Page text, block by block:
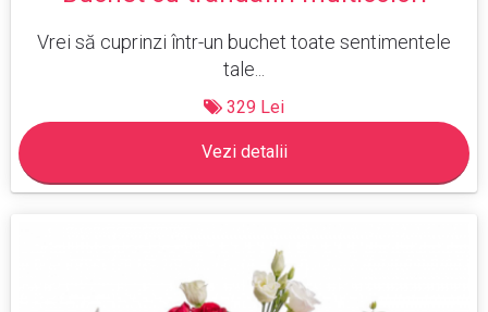
Vrei să cuprinzi într-un buchet toate sentimentele
tale...
329 Lei
Vezi detalii